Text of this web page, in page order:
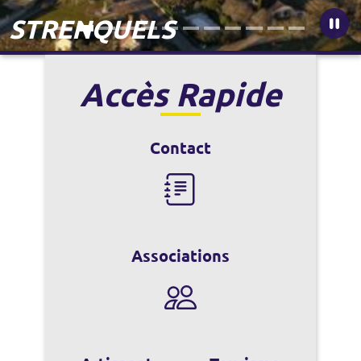
STRENQUELS
Accès Rapide
Contact
Associations